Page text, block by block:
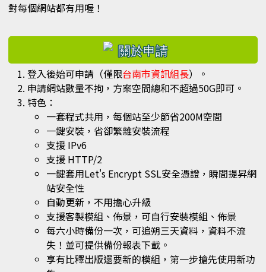
對每個網站都有用喔！
右邊區域內容
登入後始可申請（僅限台南市資訊組長）。
申請網站數量不拘，方案空間總和不超過50G即可。
特色：
一套程式共用，每個站至少節省200M空間
一鍵安裝，省卻繁雜安裝流程
支援 IPv6
支援 HTTP/2
一鍵套用Let's Encrypt SSL安全憑證，瞬間提昇網
站安全性
自動更新，不用擔心升級
支援客製模組、佈景，可自行安裝模組、佈景
每六小時備份一次，可追朔三天資料，資料不流
失！並可提供備份報表下載。
享有比釋出版還要新的模組，第一步搶先使用新功